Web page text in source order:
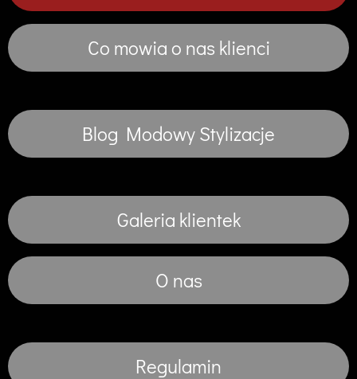
Co mowia o nas klienci
Blog Modowy Stylizacje
Galeria klientek
O nas
Regulamin